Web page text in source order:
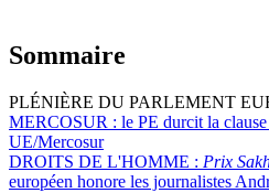
Sommaire
PLÉNIÈRE DU PARLEMENT
MERCOSUR : le PE durcit la
UE/Mercosur
DROITS DE L'HOMME : Prix
européen honore les journalistes